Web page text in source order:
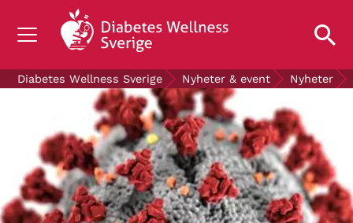
OM DIABETES
FORSKNING
NYHETER & EVENT
OM OSS
Diabetes Wellness Sverige Nyheter & event Nyheter